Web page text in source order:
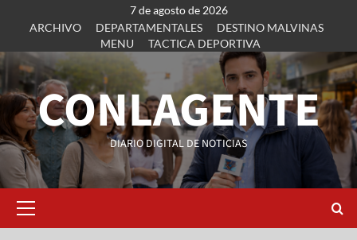
7 de agosto de 2026
ARCHIVO
DEPARTAMENTALES
DESTINO MALVINAS
MENU
TACTICA DEPORTIVA
CONLAGENTE
DIARIO DIGITAL DE NOTICIAS